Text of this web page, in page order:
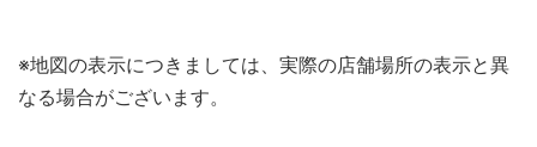
※地図の表示につきましては、実際の店舗場所の表示と異
なる場合がございます。